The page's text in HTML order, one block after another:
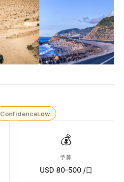
ConfidenceLow
💰
予算
USD 80–500 /日